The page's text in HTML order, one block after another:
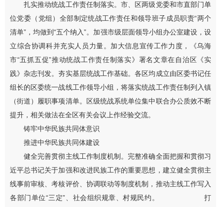
扎实推动统战工作责任制落实。市、区两级党委和市直部门单
位党委（党组）全部制定统战工作责任和领导班子成员职责“两个
清单”，均做到“五个纳入”。加强市级层面领导小组办公室建设，设
立综合协调科并充实人员力量。加大信息宣传工作力度，《乌海
市“五抓五促”推动统战工作责任制落实》署名文章在自治区《实
践》杂志刊发。夯实基层统战工作基础。各区均成立由区委书记任
组长的区委统一战线工作领导小组，将落实统战工作责任制列入镇
（街道）履职事项清单。区级统战系统单位集中联合办公质效不断
提升，相关做法在全区有关会议上作经验交流。
铸牢中华民族共同体意识
推进中华民族共同体建设
健全完善贯彻主线工作制度机制。完整准确全面把握和贯彻习
近平总书记关于加强和改进民族工作的重要思想，建立健全贯彻主
线事前审核、考核评价、协调联动等制度机制，推动主线工作写入
各部门单位“三定”、社会组织规章、村规民约。 打